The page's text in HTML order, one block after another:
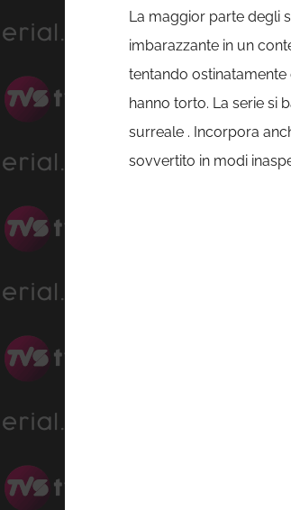
La maggior parte degli
imbarazzante in un
tentando
hanno torto. La serie si
surreale . Incorpora
sovvertito in modi